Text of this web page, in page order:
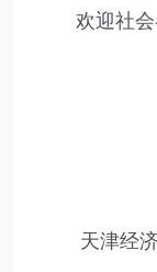
欢迎社
天津经